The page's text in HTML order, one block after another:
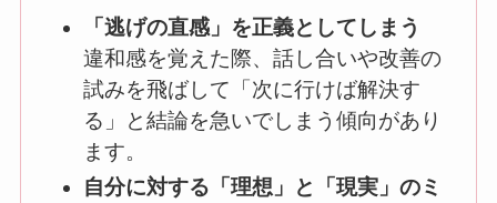
「逃げの直感」を正義としてしまう
違和感を覚えた際、話し合いや改善の
試みを飛ばして「次に行けば解決す
る」と結論を急いでしまう傾向があり
ます。
自分に対する「理想」と「現実」のミ